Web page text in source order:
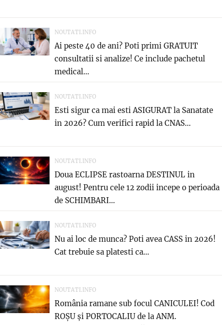
NOUTATI.INFO
Ai peste 40 de ani? Poti primi GRATUIT
consultatii si analize! Ce include pachetul
medical...
NOUTATI.INFO
Esti sigur ca mai esti ASIGURAT la Sanatate
in 2026? Cum verifici rapid la CNAS...
NOUTATI.INFO
Doua ECLIPSE rastoarna DESTINUL in
august! Pentru cele 12 zodii incepe o perioada
de SCHIMBARI...
NOUTATI.INFO
Nu ai loc de munca? Poti avea CASS in 2026!
Cat trebuie sa platesti ca...
NOUTATI.INFO
România ramane sub focul CANICULEI! Cod
ROȘU și PORTOCALIU de la ANM.